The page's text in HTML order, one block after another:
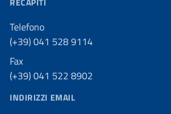
Telefono
(+39) 041 528 9114
Fax
(+39) 041 522 8902
INDIRIZZI EMAIL